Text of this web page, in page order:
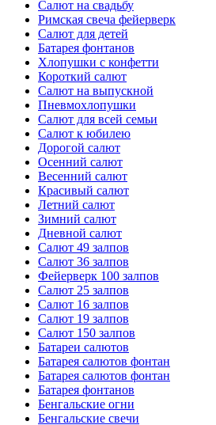
Салют на свадьбу
Римская свеча фейерверк
Салют для детей
Батарея фонтанов
Хлопушки с конфетти
Короткий салют
Салют на выпускной
Пневмохлопушки
Салют для всей семьи
Салют к юбилею
Дорогой салют
Осенний салют
Весенний салют
Красивый салют
Летний салют
Зимний салют
Дневной салют
Салют 49 залпов
Салют 36 залпов
Фейерверк 100 залпов
Салют 25 залпов
Салют 16 залпов
Салют 19 залпов
Салют 150 залпов
Батареи салютов
Батарея салютов фонтан
Батарея салютов фонтан
Батарея фонтанов
Бенгальские огни
Бенгальские свечи